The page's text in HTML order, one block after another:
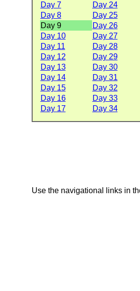
Day 7
Day 24
Day 8
Day 25
Day 9
Day 26
Day 10
Day 27
Day 11
Day 28
Day 12
Day 29
Day 13
Day 30
Day 14
Day 31
Day 15
Day 32
Day 16
Day 33
Day 17
Day 34
Use the navigational links in